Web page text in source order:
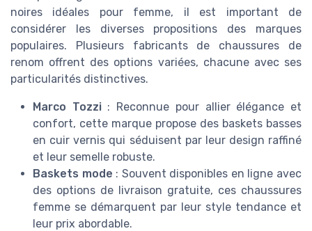
noires idéales pour femme, il est important de
considérer les diverses propositions des marques
populaires. Plusieurs fabricants de chaussures de
renom offrent des options variées, chacune avec ses
particularités distinctives.
Marco Tozzi: Reconnue pour allier élégance et
confort, cette marque propose des baskets basses
en cuir vernis qui séduisent par leur design raffiné
et leur semelle robuste.
Baskets mode : Souvent disponibles en ligne avec
des options de livraison gratuite, ces chaussures
femme se démarquent par leur style tendance et
leur prix abordable.